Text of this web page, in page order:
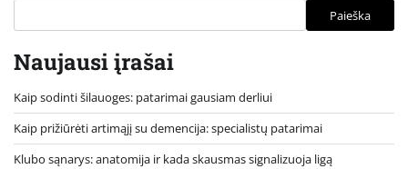
Paieška
Naujausi įrašai
Kaip sodinti šilauoges: patarimai gausiam derliui
Kaip prižiūrėti artimąjį su demencija: specialistų patarimai
Klubo sąnarys: anatomija ir kada skausmas signalizuoja ligą